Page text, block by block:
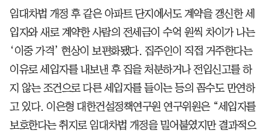
임대차법 개정 후 같은 아파트 단지에서도 계약을 갱신한 세
입자와 새로 계약한 사람의 전세금이 수억 원씩 차이가 나는
‘이중 가격’ 현상이 보편화됐다. 집주인이 직접 거주한다는
이유로 세입자를 내보낸 후 집을 처분하거나 전입신고를 하
지 않는 조건으로 다른 세입자를 들이는 등의 꼼수도 만연하
고 있다. 이은형 대한건설정책연구원 연구위원은 “세입자를
보호한다는 취지로 임대차법 개정을 밀어붙였지만 결과적으